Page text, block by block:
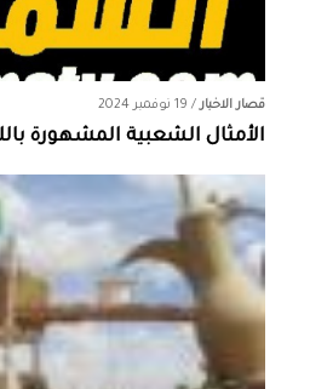
قصار الاخبار/ 19 نوفمبر 2024
الأمثال الشعبية المشهورة